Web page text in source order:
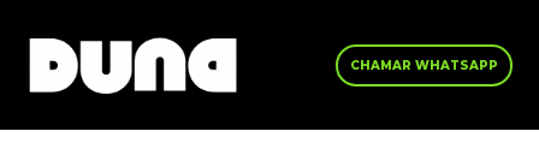
CHAMAR WHATSAPP